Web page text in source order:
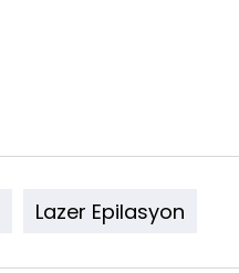
Lazer Epilasyon